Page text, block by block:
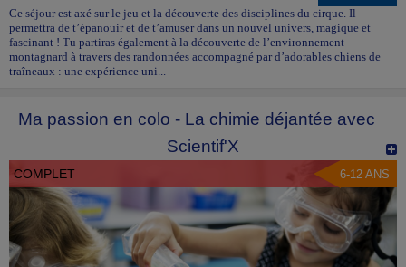
Ce séjour est axé sur le jeu et la découverte des disciplines du cirque. Il
permettra de t’épanouir et de t’amuser dans un nouvel univers, magique et
fascinant ! Tu partiras également à la découverte de l’environnement
montagnard à travers des randonnées accompagné par d’adorables chiens de
traîneaux : une expérience uni...
Ma passion en colo - La chimie déjantée avec
Scientif'X
COMPLET 6-12 ANS